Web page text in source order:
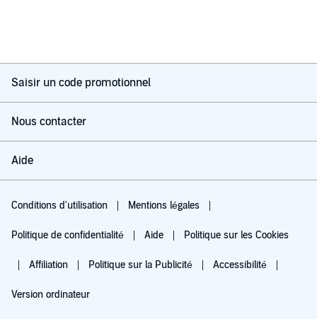
Saisir un code promotionnel
Nous contacter
Aide
Conditions d'utilisation Mentions légales
Politique de confidentialité Aide Politique sur les Cookies
Affiliation Politique sur la Publicité Accessibilité
Version ordinateur